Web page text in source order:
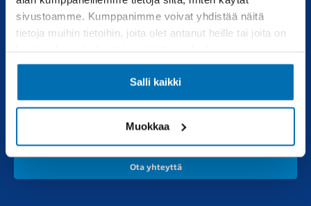
sivustoamme. Kumppanimme voivat yhdistää näitä
tietoja muihin tietoihin, joita olet antanut heille tai joita on
Salli kaikki
Muokkaa
Varaosat
Pörhö renkaat
Muut liikkeemme
Ota yhteyttä